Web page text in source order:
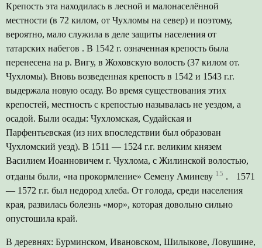
Крепость эта находилась в лесной и малонаселённой
местности (в 72 килом, от Чухломы на север) и поэтому,
вероятно, мало служила в деле защиты населения от
татарских набегов . В 1542 г. означенная крепость была
перенесена на р. Вигу, в Жоховскую волость (37 килом от.
Чухломы). Вновь возведенная крепость в 1542 и 1543 г.г.
выдержала новую осаду. Во время существования этих
крепостей, местность с крепостью называлась не уездом, а
осадой. Были осады: Чухломская, Судайская и
Парфентьевская (из них впоследствии был образован
Чухломский уезд). В 1511 — 1524 г.г. великим князем
Василием Иоанновичем г. Чухлома, с Жилинской волостью,
отданы были, «на прокормление» Семену Аминеву 15 .
1571
— 1572 г.г. был недород хлеба. От голода, среди населения
края, развилась болезнь «мор», которая довольно сильно
опустошила край.
В деревнях: Бурминском, Ивановском, Шилыкове, Ловушине,